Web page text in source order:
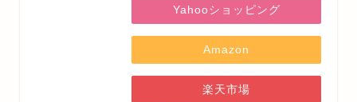
Yahooショッピング
Amazon
楽天市場